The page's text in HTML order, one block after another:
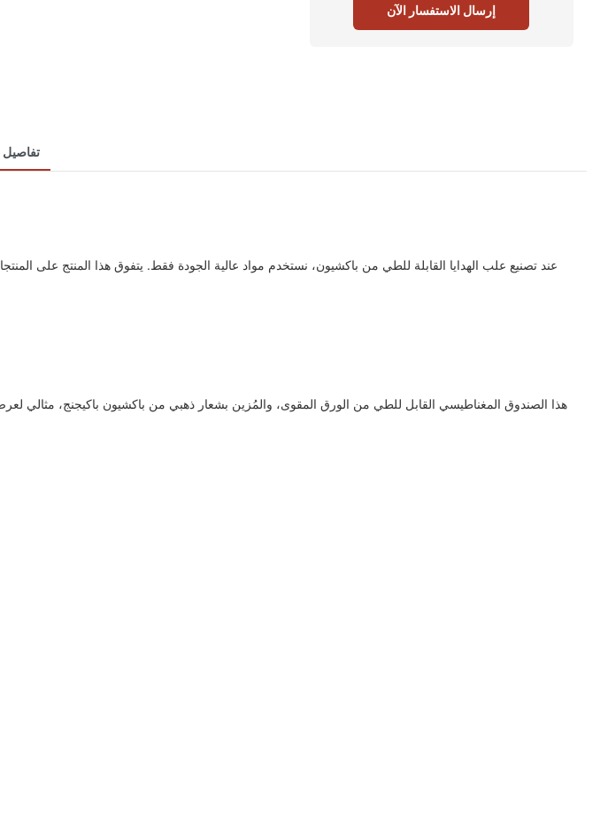
إرسال الاستفسار الآن
تفاصيل
عند تصنيع علب الهدايا القابلة للطي من باكشيون، نستخدم مواد عالية الجودة فقط. يتفوق هذا المنتج على
هذا الصندوق المغناطيسي القابل للطي من الورق المقوى، والمُزين بشعار ذهبي من باكشيون باكيجنج، مثالي